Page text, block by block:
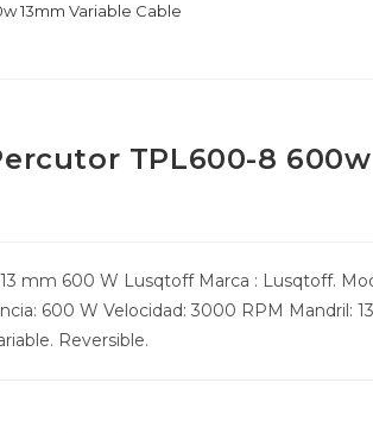
13mm Variable Cable
TPL600-8
mm 600 W Lusqtoff Marca : Lusqtoff.
600 W Velocidad: 3000 RPM Mandril:
Reversible.